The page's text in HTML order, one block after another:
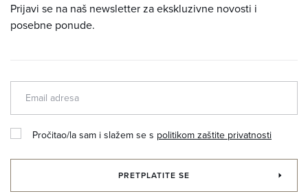
Prijavi se na naš newsletter za ekskluzivne novosti i
posebne ponude.
Pročitao/la sam i slažem se s politikom zaštite privatnosti
PRETPLATITE SE